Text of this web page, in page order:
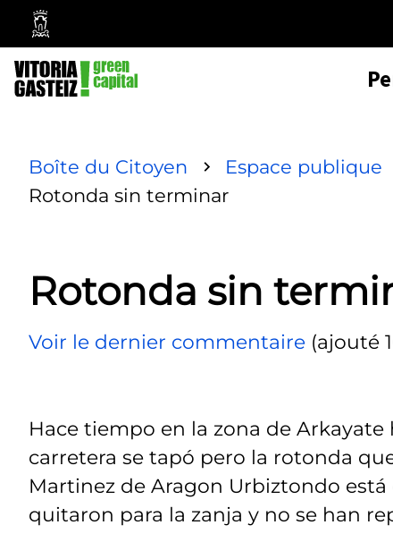
Mairie
de
Vitoria-
Gasteiz
Boîte du Citoyen Espace publique
Rotonda sin terminar
Rotonda sin
Voir le dernier commentaire (ajouté
Hace tiempo en la zona de
carretera se tapó pero la rotonda
Martinez de Aragon Urbiztondo
quitaron para la zanja y no se han